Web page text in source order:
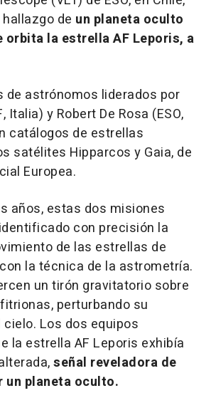
de un planeta oculto
la estrella AF Leporis, a
de astrónomos liderados por
Italia) y Robert De Rosa (ESO,
catálogos de estrellas
satélites Hipparcos y Gaia, de
Europea.
años, estas dos misiones
con precisión la
de las estrellas de
la técnica de la astrometría.
un tirón gravitatorio sobre
perturbando su
Los dos equipos
la estrella AF Leporis exhibía
señal reveladora de
un planeta oculto.